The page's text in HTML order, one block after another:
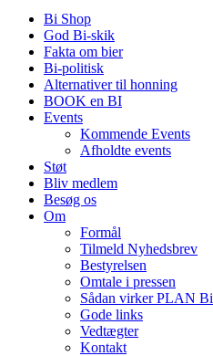
Bi Shop
God Bi-skik
Fakta om bier
Bi-politisk
Alternativer til honning
BOOK en BI
Events
Kommende Events
Afholdte events
Støt
Bliv medlem
Besøg os
Om
Formål
Tilmeld Nyhedsbrev
Bestyrelsen
Omtale i pressen
Sådan virker PLAN Bi
Gode links
Vedtægter
Kontakt